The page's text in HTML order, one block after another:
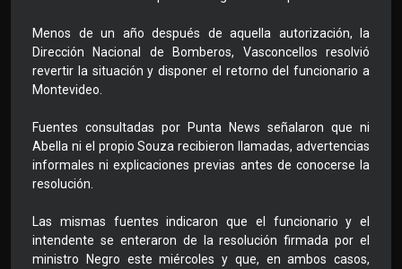
Menos de un año después de aquella autorización, la
Dirección Nacional de Bomberos, Vasconcellos resolvió
revertir la situación y disponer el retorno del funcionario a
Montevideo.
Fuentes consultadas por Punta News señalaron que ni
Abella ni el propio Souza recibieron llamadas, advertencias
informales ni explicaciones previas antes de conocerse la
resolución.
Las mismas fuentes indicaron que el funcionario y el
intendente se enteraron de la resolución firmada por el
ministro Negro este miércoles y que, en ambos casos,